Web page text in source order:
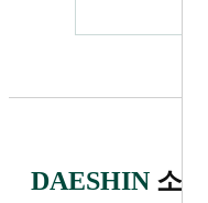
DAESHIN 소식